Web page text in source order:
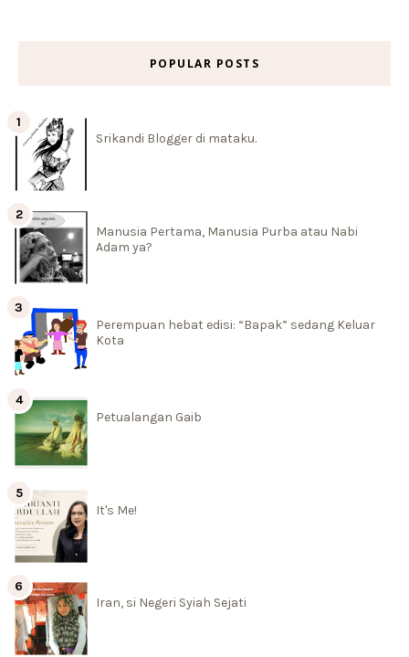
POPULAR POSTS
Srikandi Blogger di mataku.
Manusia Pertama, Manusia Purba atau Nabi
Adam ya?
Perempuan hebat edisi: “Bapak” sedang Keluar
Kota
Petualangan Gaib
It's Me!
Iran, si Negeri Syiah Sejati